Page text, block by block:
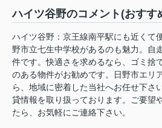
ハイツ谷野のコメント(おすす
ハイツ谷野：京王線南平駅にも近くて
野市立七生中学校があるのも魅力。自
件です。快適さを求めるなら、ゴミ捨
のある物件がお勧めです。日野市エリ
ら、地域に密着した当社へお任せ下さ
貸情報を取り扱っております。ご要望
たら、お気軽にご連絡下さい。